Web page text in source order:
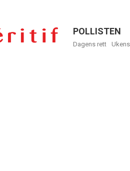
Menu
POLLISTEN
Dagens rett